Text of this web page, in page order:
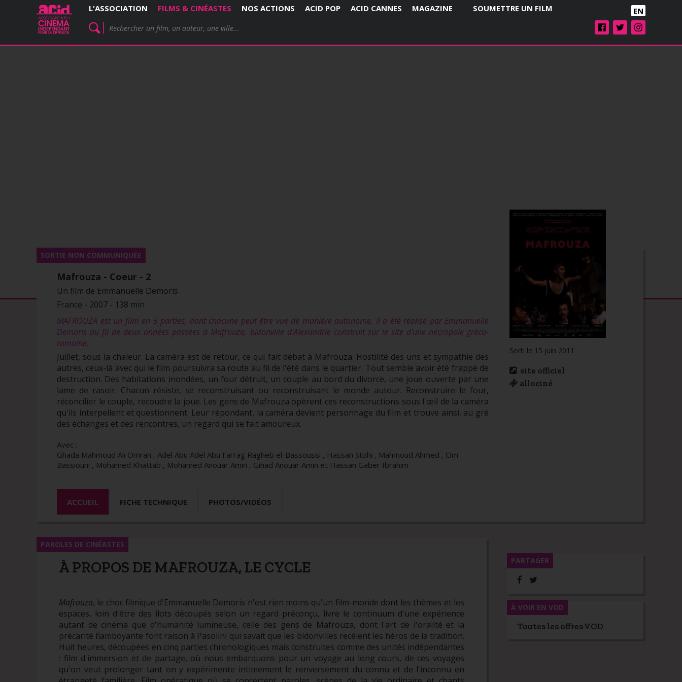
Mafrouza - Coeur - 2
Un film de Emmanuelle Demoris
France - 2007 - 138 min
MAFROUZA est un film en 5 parties, dont chacune peut être vue de manière autonome, il a été réalisé par Emmanuelle
Demoris au fil de deux années passées à Mafrouza, bidonville d'Alexandrie construit sur le site d'une nécropole gréco-
romaine.
Juillet, sous la chaleur. La caméra est de retour, ce qui fait débat à Mafrouza. Hostilité des uns et sympathie des
autres, ceux-là avec qui le film poursuivra sa route au fil de l'été dans le quartier. Tout semble avoir été frappé de
destruction. Des habitations inondées, un four détruit, un couple au bord du divorce, une joue ouverte par une
lame de rasoir. Chacun résiste, se reconstruisant ou reconstruisant le monde autour. Reconstruire le four,
réconcilier le couple, recoudre la joue. Les gens de Mafrouza opèrent ces reconstructions sous l'œil de la caméra
qu'ils interpellent et questionnent. Leur répondant, la caméra devient personnage du film et trouve ainsi, au gré
des échanges et des rencontres, un regard qui se fait amoureux.
Avec :
Ghada Mahmoud Ali Omran , Adel Abu Adel Abu Farrag Ragheb el-Bassoussi , Hassan Stohi , Mahmoud Ahmed , Om
Bassiouni , Mohamed Khattab , Mohamed Anouar Amin , Gihad Anouar Amin et Hassan Gaber Ibrahim
Sorti le 15 juin 2011
site officiel
allociné
ACCUEIL FICHE TECHNIQUE PHOTOS/VIDÉOS
SORTIE NON COMMUNIQUÉE
À PROPOS DE MAFROUZA, LE CYCLE
Mafrouza, le choc filmique d'Emmanuelle Demoris n'est rien moins qu'un film-monde dont les thèmes et les
espaces, loin d'être des îlots découpés selon un regard préconçu, livre le continuum d'une expérience
autant de cinéma que d'humanité lumineuse, celle des gens de Mafrouza, dont l'art de l'oralité et la
précarité flamboyante font raison à Pasolini qui savait que les bidonvilles recèlent les héros de la tradition.
Huit heures, découpées en cinq parties chronologiques mais construites comme des unités indépendantes
: film d'immersion et de partage, où nous embarquons pour un voyage au long cours, de ces voyages
qu'on veut prolonger tant on y expérimente intimement le renversement du connu et de l'inconnu en
PAROLES DE CINÉASTES
PARTAGER
Toutes les offres VOD
À VOIR EN VOD
L'ASSOCIATION FILMS & CINÉASTES NOS ACTIONS ACID POP ACID CANNES MAGAZINE SOUMETTRE UN FILM EN